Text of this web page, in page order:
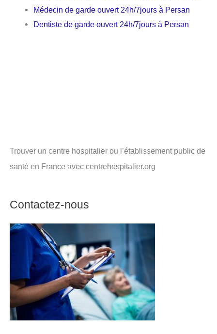
Médecin de garde ouvert 24h/7jours à Persan
Dentiste de garde ouvert 24h/7jours à Persan
Trouver un centre hospitalier ou l’établissement public de
santé en France avec centrehospitalier.org
Contactez-nous